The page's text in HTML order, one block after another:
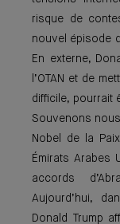
risque de
nouvel épisode
En externe,
l’OTAN et de
difficile, pourrait
Souvenons
Nobel de la
Émirats Arabes
accords
Aujourd’hui,
Donald Trump